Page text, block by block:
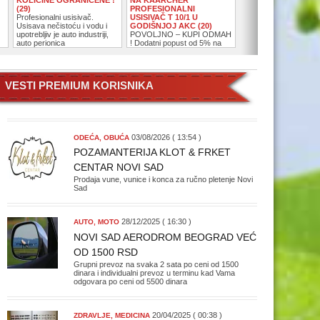
(29)
Profesionalni usisivač.
Usisava nečistoću i vodu i
upotrebljiv je auto industriji,
auto perionica
PROFESIONALNI
USISIVAČ T 10/1 U
GODIŠNJOJ AKC (20)
POVOLJNO – KUPI ODMAH
! Dodatni popust od 5% na
Vršimo najsigurniju
reklamnog materijala
teritoriji Beograda
EKONOMIJA, FINANSIJE( Pregleda: 1301199 )
EKONOMIJA, FINANSIJE( Pregleda: 1333918 )
OSTALO( Pregleda: 1766367 )
ZDRAVLJE, MEDICINA ( Pregleda: 1765027 )
EKONOMIJA, FINANSIJE( Pregleda: 1305437 )
( Pregleda: 1764033 )
GRAĐEVINARSTVO( Pregleda: 1079146 )
GRAĐEVINARSTVO( Pregleda: 1245877 )
GRAĐEVINARSTVO( Pregleda: 1080933 )
INDUSTRIJA( Pregleda: 1130571 )
ZDRAVLJE, MEDICINA ( Pregleda: 1600688 )
VESTI PREMIUM KORISNIKA
ODEĆA, OBUĆA 03/08/2026 ( 13:54 )
POZAMANTERIJA KLOT & FRKET
CENTAR NOVI SAD
Prodaja vune, vunice i konca za ručno pletenje Novi
Sad
AUTO, MOTO 28/12/2025 ( 16:30 )
NOVI SAD AERODROM BEOGRAD VEĆ
OD 1500 RSD
Grupni prevoz na svaka 2 sata po ceni od 1500
dinara i individualni prevoz u terminu kad Vama
odgovara po ceni od 5500 dinara
ZDRAVLJE, MEDICINA 20/04/2025 ( 00:38 )